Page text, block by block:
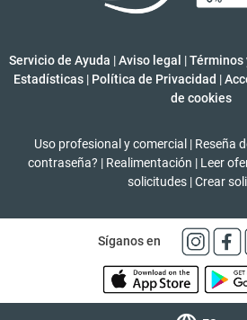
Servicio de Ayuda |Aviso legal |Términos
Estadísticas | Política de Privacidad |
de cookies
Uso profesional y comercial | Reseña
contraseña? | Realimentación | Leer
solicitudes |Crear
Síganos en